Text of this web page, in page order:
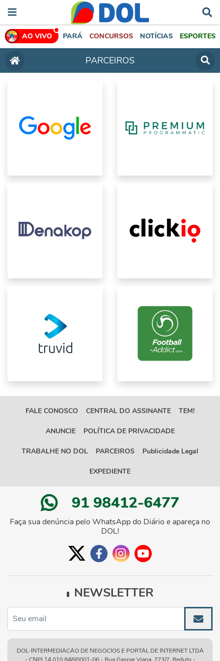
AO VIVO PARÁ CONCURSOS NOTÍCIAS ESPORTES
PARCEIROS
FALE CONOSCO CENTRAL DO ASSINANTE TEM!
ANUNCIE POLÍTICA DE PRIVACIDADE
TRABALHE NO DOL PARCEIROS Publicidade Legal
EXPEDIENTE
91 98412-6477
Faça sua denúncia pelo WhatsApp do Diário e apareça no
DOL!
NEWSLETTER
DOL-INTERMEDIACAO DE NEGOCIOS E PORTAL DE INTERNET LTDA